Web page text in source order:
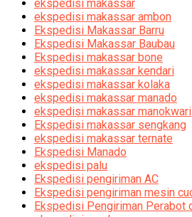
ekspedisi makassar
ekspedisi makassar ambon
Ekspedisi Makassar Barru
Ekspedisi Makassar Baubau
Ekspedisi makassar bone
ekspedisi makassar kendari
ekspedisi makassar kolaka
ekspedisi makassar manado
ekspedisi makassar manokwari
Ekspedisi makassar sengkang
ekspedisi makassar ternate
Ekspedisi Manado
ekspedisi palu
Ekspedisi pengiriman AC
Ekspedisi pengiriman mesin
Ekspedisi Pengiriman Perabot